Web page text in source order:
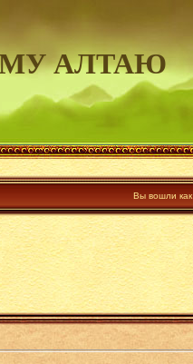
АЛТАЮ
Вы вошли как